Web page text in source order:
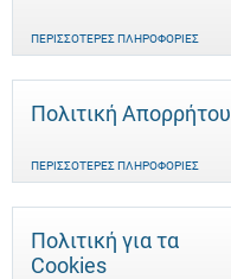
ΠΕΡΙΣΣΌΤΕΡΕΣ ΠΛΗΡΟΦΟΡΊΕΣ
Πολιτική Απορρήτου
ΠΕΡΙΣΣΌΤΕΡΕΣ ΠΛΗΡΟΦΟΡΊΕΣ
Πολιτική για τα
Cookies